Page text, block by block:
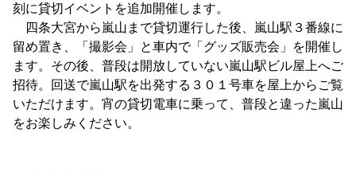
刻に貸切イベントを追加開催します。
四条大宮から嵐山まで貸切運行した後、嵐山駅３番線に
留め置き、「撮影会」と車内で「グッズ販売会」を開催し
ます。その後、普段は開放していない嵐山駅ビル屋上へご
招待。回送で嵐山駅を出発する３０１号車を屋上からご覧
いただけます。宵の貸切電車に乗って、普段と違った嵐山
をお楽しみください。